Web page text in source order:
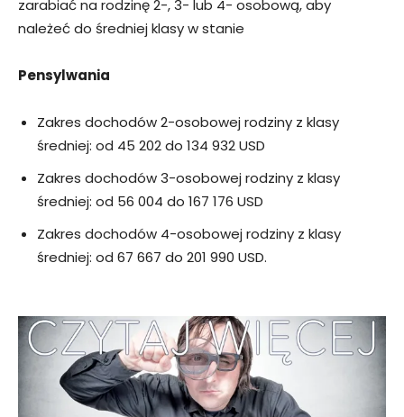
zarabiać na rodzinę 2-, 3- lub 4- osobową, aby
należeć do średniej klasy w stanie
Pensylwania
Zakres dochodów 2-osobowej rodziny z klasy
średniej: od 45 202 do 134 932 USD
Zakres dochodów 3-osobowej rodziny z klasy
średniej: od 56 004 do 167 176 USD
Zakres dochodów 4-osobowej rodziny z klasy
średniej: od 67 667 do 201 990 USD.